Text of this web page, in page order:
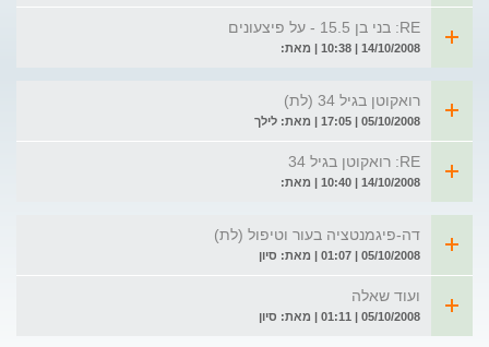
RE: בני בן 15.5 - על פיצעונים
14/10/2008 | 10:38 | מאת:
רואקוטן בגיל 34 (לת)
05/10/2008 | 17:05 | מאת: לילך
RE: רואקוטן בגיל 34
14/10/2008 | 10:40 | מאת:
דה-פיגמנטציה בעור וטיפול (לת)
05/10/2008 | 01:07 | מאת: סיון
ועוד שאלה
05/10/2008 | 01:11 | מאת: סיון